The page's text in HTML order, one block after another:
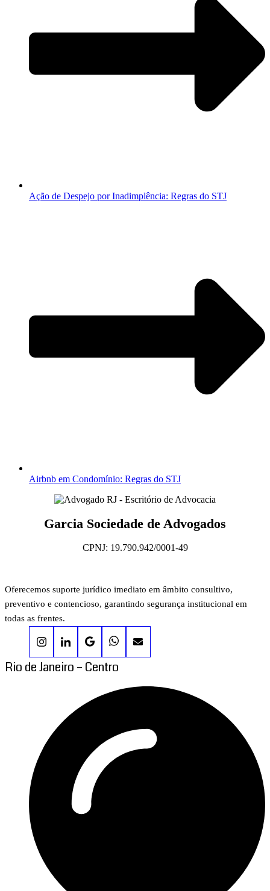
Ação de Despejo por Inadimplência: Regras do STJ
Airbnb em Condomínio: Regras do STJ
Garcia Sociedade de Advogados
CPNJ: 19.790.942/0001-49
Oferecemos suporte jurídico imediato em âmbito consultivo,
preventivo e contencioso, garantindo segurança institucional em
todas as frentes.
Rio de Janeiro – Centro